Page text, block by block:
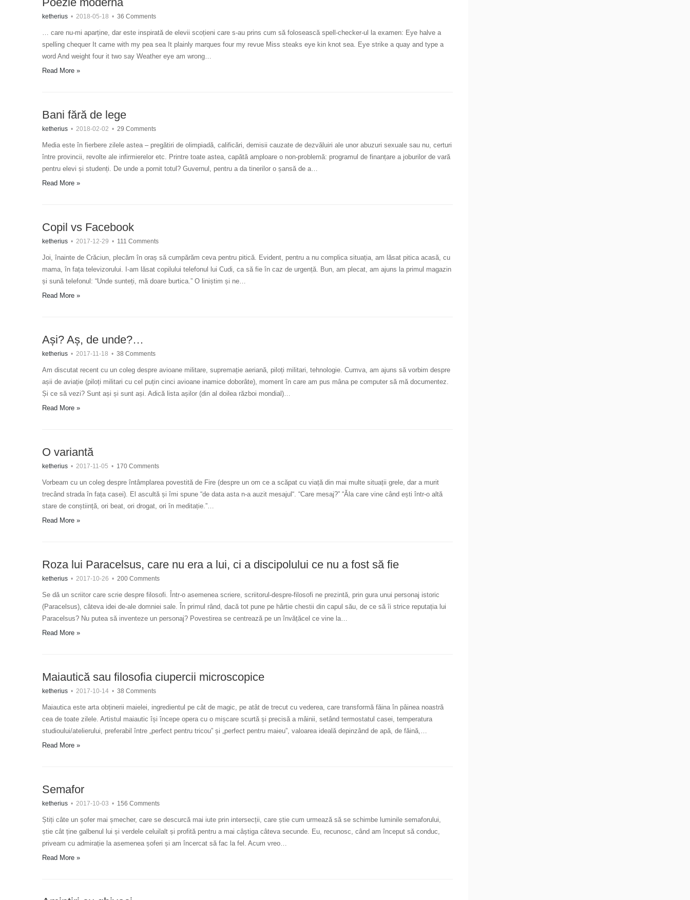
ketherius • 2018-05-18 • 36 Comments
… care nu-mi aparține, dar este inspirată de elevii scoțieni care s-au prins cum să folosească spell-checker-ul la examen: Eye halve a
spelling chequer It came with my pea sea It plainly marques four my revue Miss steaks eye kin knot sea. Eye strike a quay and type a
word And weight four it two say Weather eye am wrong…
Read More »
Bani fără de lege
ketherius • 2018-02-02 • 29 Comments
Media este în fierbere zilele astea – pregătiri de olimpiadă, calificări, demisii cauzate de dezvăluiri ale unor abuzuri sexuale sau nu, certuri
între provincii, revolte ale infirmierelor etc. Printre toate astea, capătă amploare o non-problemă: programul de finanțare a joburilor de vară
pentru elevi și studenți. De unde a pornit totul? Guvernul, pentru a da tinerilor o șansă de a…
Read More »
Copil vs Facebook
ketherius • 2017-12-29 • 111 Comments
Joi, înainte de Crăciun, plecăm în oraș să cumpărăm ceva pentru pitică. Evident, pentru a nu complica situația, am lăsat pitica acasă, cu
mama, în fața televizorului. I-am lăsat copilului telefonul lui Cudi, ca să fie în caz de urgență. Bun, am plecat, am ajuns la primul magazin
și sună telefonul: “Unde sunteți, mă doare burtica.” O liniștim și ne…
Read More »
Ași? Aș, de unde?…
ketherius • 2017-11-18 • 38 Comments
Am discutat recent cu un coleg despre avioane militare, supremație aeriană, piloți militari, tehnologie. Cumva, am ajuns să vorbim despre
așii de aviație (piloți militari cu cel puțin cinci avioane inamice doborâte), moment în care am pus mâna pe computer să mă documentez.
Și ce să vezi? Sunt ași și sunt ași. Adică lista așilor (din al doilea război mondial)…
Read More »
O variantă
ketherius • 2017-11-05 • 170 Comments
Vorbeam cu un coleg despre întâmplarea povestită de Fire (despre un om ce a scăpat cu viață din mai multe situații grele, dar a murit
trecând strada în fața casei). El ascultă și îmi spune “de data asta n-a auzit mesajul“. “Care mesaj?” “Ăla care vine când ești într-o altă
stare de conștiință, ori beat, ori drogat, ori în meditație.”…
Read More »
Roza lui Paracelsus, care nu era a lui, ci a discipolului ce nu a fost să fie
ketherius • 2017-10-26 • 200 Comments
Se dă un scriitor care scrie despre filosofi. Într-o asemenea scriere, scriitorul-despre-filosofi ne prezintă, prin gura unui personaj istoric
(Paracelsus), câteva idei de-ale domniei sale. În primul rând, dacă tot pune pe hârtie chestii din capul său, de ce să îi strice reputația lui
Paracelsus? Nu putea să inventeze un personaj? Povestirea se centrează pe un învățăcel ce vine la…
Read More »
Maiautică sau filosofia ciupercii microscopice
ketherius • 2017-10-14 • 38 Comments
Maiautica este arta obținerii maielei, ingredientul pe cât de magic, pe atât de trecut cu vederea, care transformă făina în pâinea noastră
cea de toate zilele. Artistul maiautic își începe opera cu o mișcare scurtă și precisă a mâinii, setând termostatul casei, temperatura
studioului/atelierului, preferabil între „perfect pentru tricou” și „perfect pentru maieu”, valoarea ideală depinzând de apă, de făină,…
Read More »
Semafor
ketherius • 2017-10-03 • 156 Comments
Știți câte un șofer mai șmecher, care se descurcă mai iute prin intersecții, care știe cum urmează să se schimbe luminile semaforului,
știe cât ține galbenul lui și verdele celuilalt și profită pentru a mai câștiga câteva secunde. Eu, recunosc, când am început să conduc,
priveam cu admirație la asemenea șoferi și am încercat să fac la fel. Acum vreo…
Read More »